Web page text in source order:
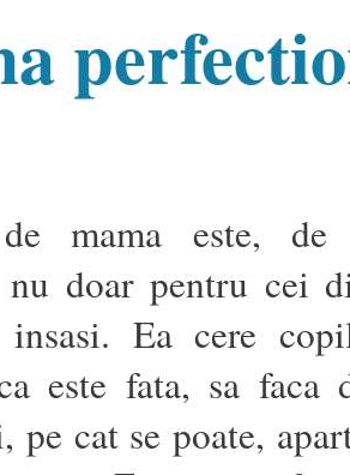
mama este,
nu doar pentru cei
insasi. Ea cere
este fata, sa faca
pe cat se poate,